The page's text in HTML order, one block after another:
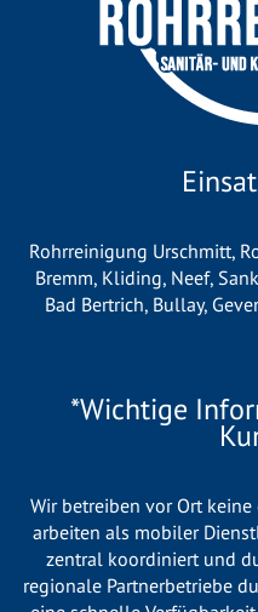
Rohrreinigung Urschmitt,
Bremm, Kliding, Neef,
Bad Bertrich, Bullay,
*Wichtige
Wir betreiben vor Ort
arbeiten als mobiler
zentral koordiniert und
regionale Partnerbetriebe